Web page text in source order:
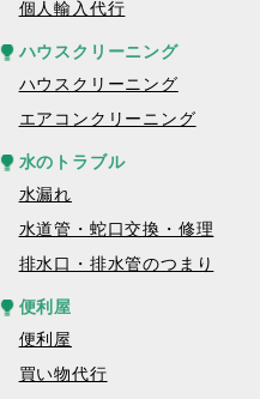
個人輸入代行
ハウスクリーニング
ハウスクリーニング
エアコンクリーニング
水のトラブル
水漏れ
水道管・蛇口交換・修理
排水口・排水管のつまり
便利屋
便利屋
買い物代行